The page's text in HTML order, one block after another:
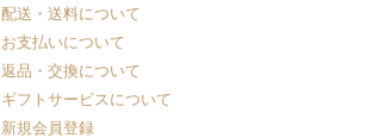
配送・送料について
お支払いについて
返品・交換について
ギフトサービスについて
新規会員登録